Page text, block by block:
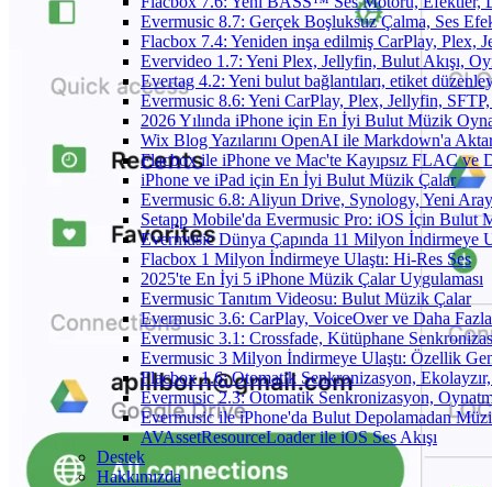
Evermusic 8.7: Gerçek Boşluksuz Çalma, Ses
Flacbox 7.4: Yeniden inşa edilmiş CarPlay, Plex,
Evervideo 1.7: Yeni Plex, Jellyfin, Bulut Akışı,
Evertag 4.2: Yeni bulut bağlantıları, etiket
Evermusic 8.6: Yeni CarPlay, Plex, Jellyfin,
2026 Yılında iPhone için En İyi Bulut Müzik
Wix Blog Yazılarını OpenAI ile Markdown'a
Flacbox ile iPhone ve Mac'te Kayıpsız FLAC ve
iPhone ve iPad için En İyi Bulut Müzik Çalar
Evermusic 6.8: Aliyun Drive, Synology, Yeni
Setapp Mobile'da Evermusic Pro: iOS İçin Bulut
Evermusic Dünya Çapında 11 Milyon İndirmeye
Flacbox 1 Milyon İndirmeye Ulaştı: Hi-Res Ses
2025'te En İyi 5 iPhone Müzik Çalar Uygulaması
Evermusic Tanıtım Videosu: Bulut Müzik Çalar
Evermusic 3.6: CarPlay, VoiceOver ve Daha
Evermusic 3.1: Crossfade, Kütüphane
Evermusic 3 Milyon İndirmeye Ulaştı: Özellik
Flacbox 1.6: Otomatik Senkronizasyon,
Evermusic 2.3: Otomatik Senkronizasyon,
Evermusic ile iPhone'da Bulut Depolamadan
AVAssetResourceLoader ile iOS Ses Akışı
Destek
Hakkımızda